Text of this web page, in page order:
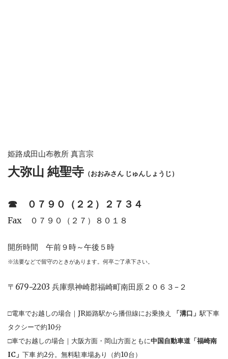
姫路成田山布教所 真言宗
大弥山 純聖寺 （おおみさん じゅんしょうじ）
☎︎ ０７９０（２２）２７３４
Fax ０７９０（２７）８０１８
開所時間 午前９時～午後５時
※法要などで留守のときがあります。何卒ご了承下さい。
〒679−2203 兵庫県神崎郡福崎町南田原２０６３−２
□電車でお越しの場合｜JR姫路駅から播但線にお乗換え 「溝口」駅下車
タクシーで約10分
□車でお越しの場合｜大阪方面・岡山方面ともに中国自動車道「福崎南
IC」 下車 約2分。無料駐車場あり（約10台）